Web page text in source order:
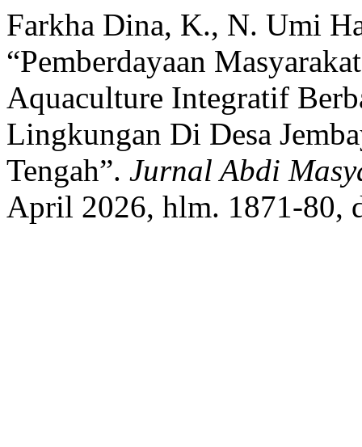
Farkha Dina, K., N. Umi
“Pemberdayaan
Aquaculture Integratif
Lingkungan Di Desa
Tengah”. Jurnal Abdi
April 2026, hlm. 1871-80,